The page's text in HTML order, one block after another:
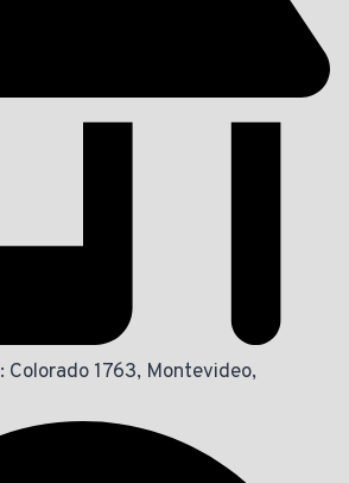
: Colorado 1763, Montevideo,